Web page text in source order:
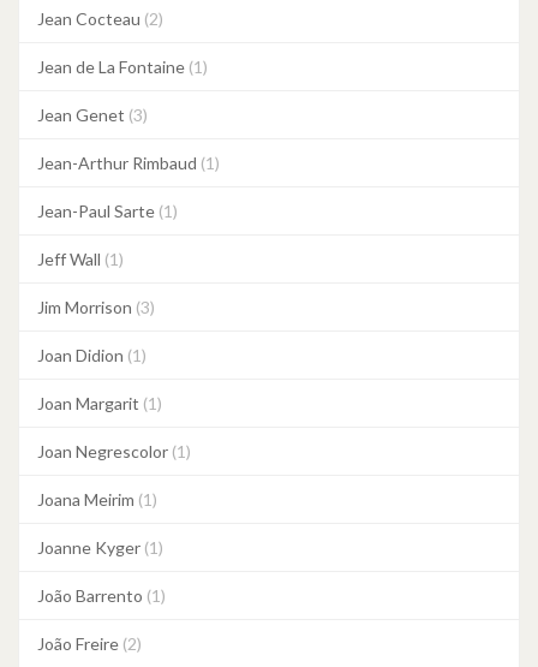
Jean Cocteau (2)
Jean de La Fontaine (1)
Jean Genet (3)
Jean-Arthur Rimbaud (1)
Jean-Paul Sarte (1)
Jeff Wall (1)
Jim Morrison (3)
Joan Didion (1)
Joan Margarit (1)
Joan Negrescolor (1)
Joana Meirim (1)
Joanne Kyger (1)
João Barrento (1)
João Freire (2)